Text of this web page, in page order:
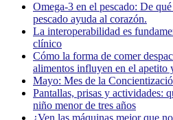
Omega-3 en el pescado: De
pescado ayuda al corazón.
La interoperabilidad es
clínico
Cómo la forma de comer
alimentos influyen en el apetito
Mayo: Mes de la
Pantallas, prisas y actividades:
niño menor de tres años